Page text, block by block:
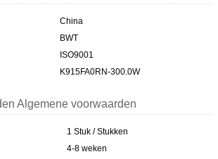
China
BWT
ISO9001
K915FA0RN-300.0W
Algemene voorwaarden
1 Stuk / Stukken
4-8 weken